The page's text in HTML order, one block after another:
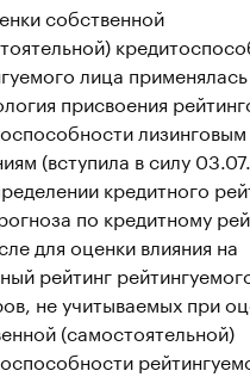
собственной
лица применялась
присвоения
лизинговым
(вступила в силу
кредитного
по кредитному
для оценки влияния на
рейтинг
не учитываемых при
(самостоятельной)